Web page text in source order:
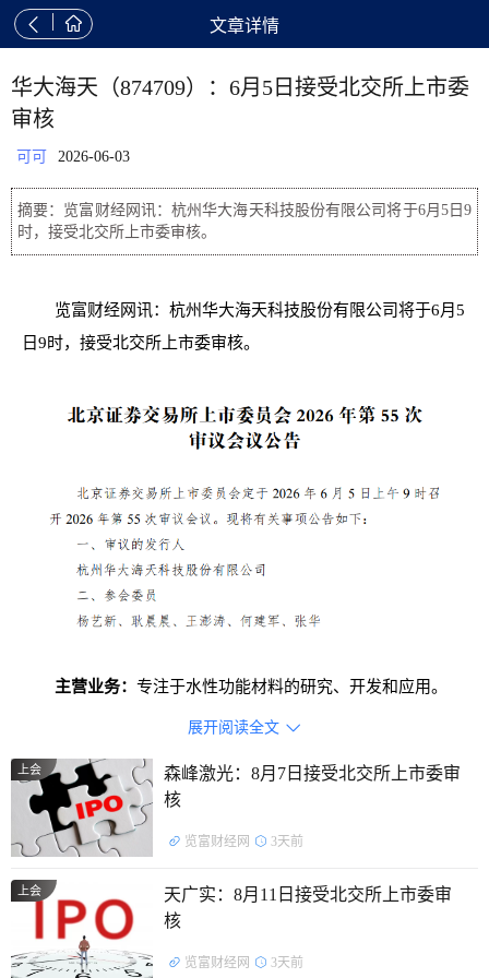
  文章详情
华大海天（874709）：6月5日接受北交所上市委
审核
可可 2026-06-03
摘要：览富财经网讯：杭州华大海天科技股份有限公司将于6月5日9
时，接受北交所上市委审核。
览富财经网讯：杭州华大海天科技股份有限公司将于6月5
日9时，接受北交所上市委审核。
主营业务： 专注于水性功能材料的研究、开发和应用。
数码纸基新材料、水性墨材料、食品包装材料
及其他
证监会行业分类：
展开阅读全文 
上会
森峰激光：8月7日接受北交所上市委审
核
览富财经网 3天前
上会
天广实：8月11日接受北交所上市委审
核
览富财经网 3天前